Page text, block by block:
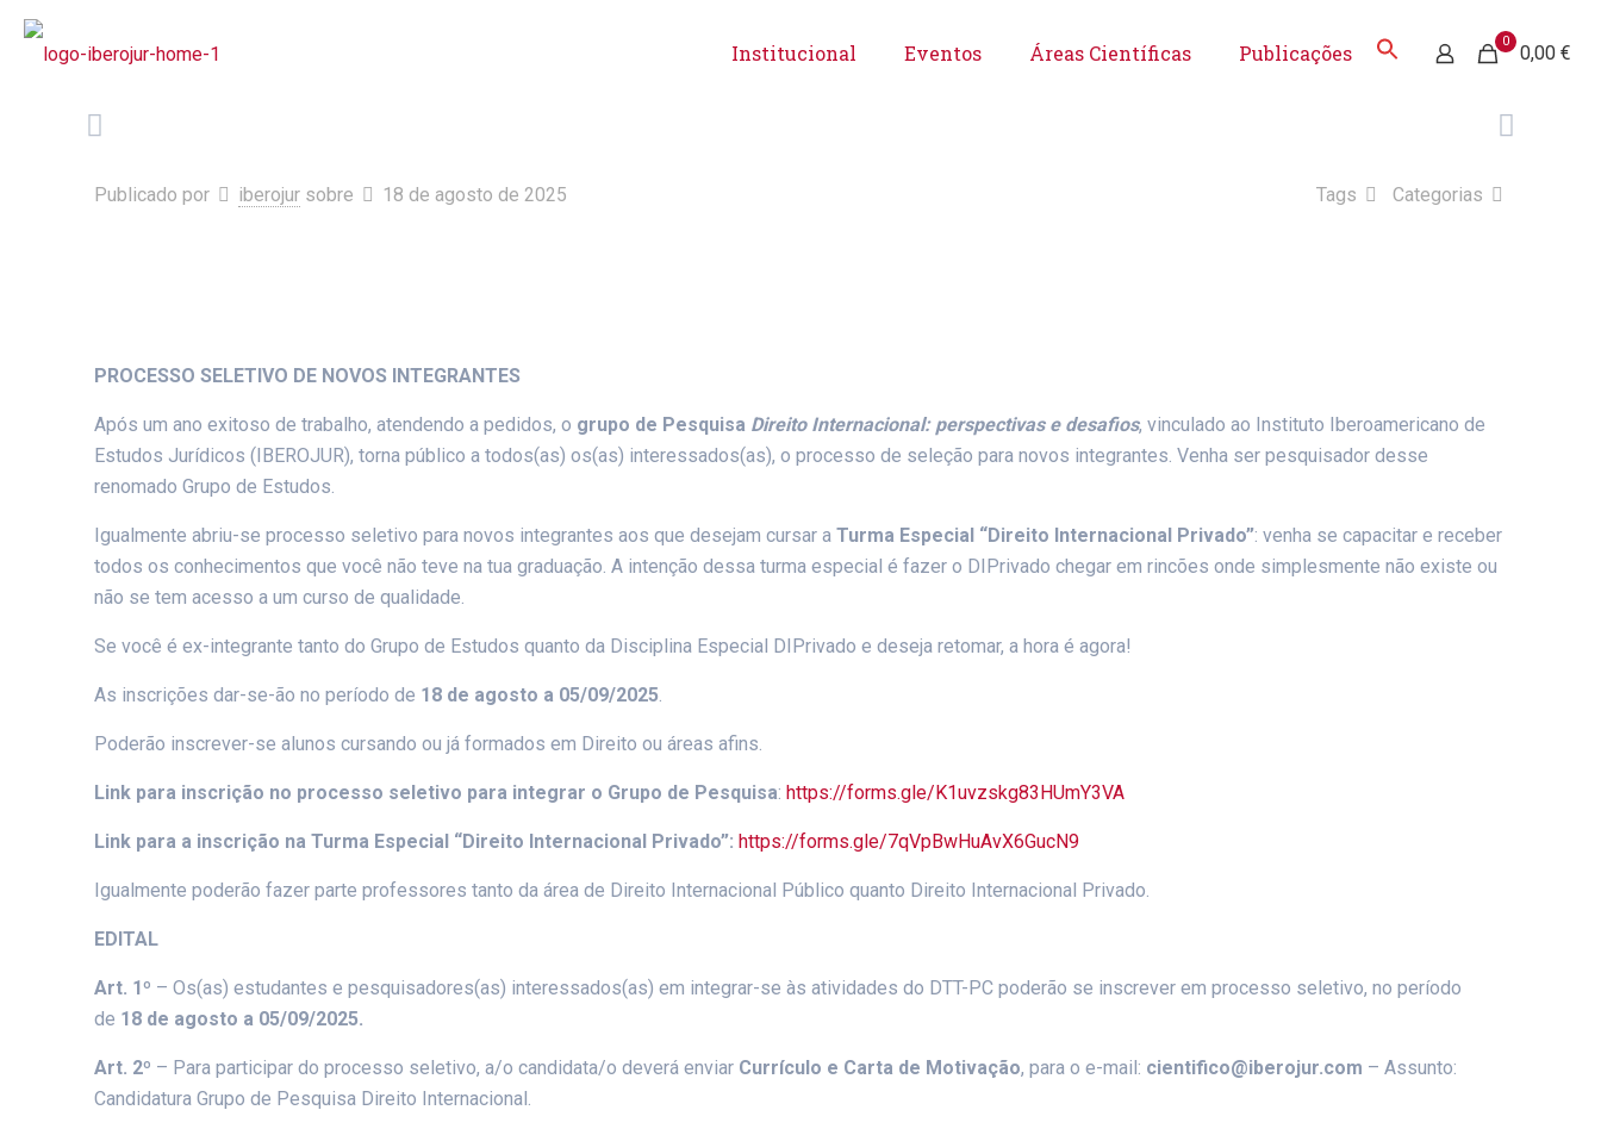
Institucional Eventos Áreas Científicas Publicações 0
0,00 €
Publicado por iberojur sobre 18 de agosto de 2025 Categorias
Tags
PROCESSO SELETIVO DE NOVOS INTEGRANTES
Após um ano exitoso de trabalho, atendendo a pedidos, o grupo de Pesquisa Direito Internacional: perspectivas e desafios, vinculado ao Instituto Iberoamericano de
Estudos Jurídicos (IBEROJUR), torna público a todos(as) os(as) interessados(as), o processo de seleção para novos integrantes. Venha ser pesquisador desse
renomado Grupo de Estudos.
Igualmente abriu-se processo seletivo para novos integrantes aos que desejam cursar aTurma Especial “Direito Internacional Privado”: venha se capacitar e receber
todos os conhecimentos que você não teve na tua graduação. A intenção dessa turma especial é fazer o DIPrivado chegar em rincões onde simplesmente não existe ou
não se tem acesso a um curso de qualidade.
Se você é ex-integrante tanto do Grupo de Estudos quanto da Disciplina Especial DIPrivado e deseja retomar, a hora é agora!
As inscrições dar-se-ão no período de 18 de agosto a 05/09/2025.
Poderão inscrever-se alunos cursando ou já formados em Direito ou áreas afins.
Link para inscrição no processo seletivo para integrar o Grupo de Pesquisa:https://forms.gle/K1uvzskg83HUmY3VA
Link para a inscrição na Turma Especial “Direito Internacional Privado”: https://forms.gle/7qVpBwHuAvX6GucN9
Igualmente poderão fazer parte professores tanto da área de Direito Internacional Público quanto Direito Internacional Privado.
EDITAL
Art. 1º – Os(as) estudantes e pesquisadores(as) interessados(as) em integrar-se às atividades do DTT-PC poderão se inscrever em processo seletivo, no período
de 18 de agosto a 05/09/2025.
Art. 2º – Para participar do processo seletivo, a/o candidata/o deverá enviar Currículo e Carta de Motivação, para o e-mail: cientifico@iberojur.com – Assunto:
Candidatura Grupo de Pesquisa Direito Internacional.